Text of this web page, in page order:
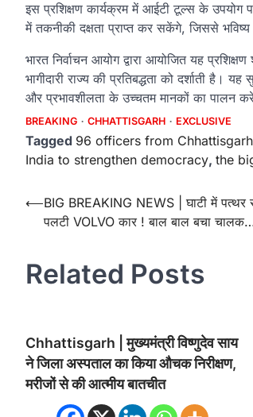
इस प्रशिक्षण कार्यक्रम में आईटी टूल्स के उपयोग
में तकनीकी दक्षता प्राप्त कर सकेंगे, जिससे
भारत निर्वाचन आयोग द्वारा आयोजित यह
भागीदारी राज्य की प्रतिबद्धता को दर्शाती है।
और प्रभावशीलता के उच्चतम मानकों का पालन
BREAKING CHHATTISGARH EXCLUSIVE
Tagged 96 officers from
India to strengthen democracy, the
Post
navigation
⟵BIG BREAKING NEWS | घाटी में पत्थर
पलटी VOLVO कार ! बाल बाल बचा
Related Posts
Chhattisgarh | मुख्यमंत्री विष्णुदेव साय
ने जिला अस्पताल का किया औचक निरीक्षण,
मरीजों से की आत्मीय बातचीत